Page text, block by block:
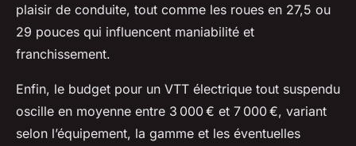
plaisir de conduite, tout comme les roues en 27,5 ou
29 pouces qui influencent maniabilité et
franchissement.
Enfin, le budget pour un VTT électrique tout suspendu
oscille en moyenne entre 3 000 € et 7 000 €, variant
selon l’équipement, la gamme et les éventuelles